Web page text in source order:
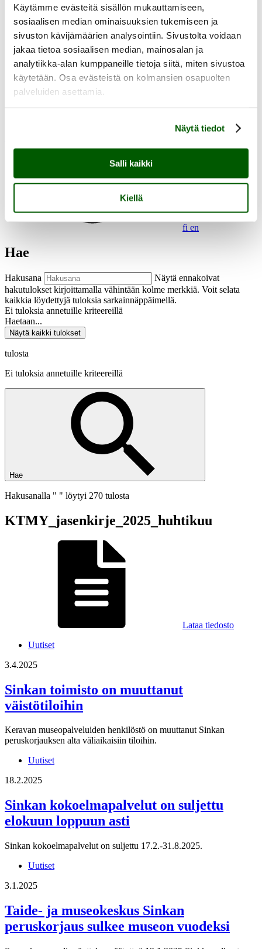
Käytämme evästeitä sisällön mukauttamiseen,
sosiaalisen median ominaisuuksien tukemiseen ja
sivuston kävijämäärien analysointiin. Sivustolta voidaan
jakaa tietoa sosiaalisen median, mainosalan ja
analytiikka-alan kumppaneille tietoja siitä, miten sivustoa
käytetään. Osa evästeistä on kolmansien osapuolten
palveluiden asettamia.
Näytä tiedot
Salli kaikki
Kiellä
Uutiset
Virtuaalimuseo
fi en
Hae
Hakusana
Näytä ennakoivat
hakutulokset kirjoittamalla vähintään kolme merkkiä. Voit selata
kaikkia löydettyjä tuloksia sarkainnäppäimellä.
Ei tuloksia annetuille kriteereillä
Haetaan...
Näytä kaikki tulokset
tulosta
Ei tuloksia annetuille kriteereillä
Hae
Hakusanalla " " löytyi 270 tulosta
KTMY_jasenkirje_2025_huhtikuu
Lataa tiedosto
Uutiset
3.4.2025
Sinkan toimisto on muuttanut
väistötiloihin
Keravan museopalveluiden henkilöstö on muuttanut Sinkan
peruskorjauksen alta väliaikaisiin tiloihin.
Uutiset
18.2.2025
Sinkan kokoelmapalvelut on suljettu
elokuun loppuun asti
Sinkan kokoelmapalvelut on suljettu 17.2.-31.8.2025.
Uutiset
3.1.2025
Taide- ja museokeskus Sinkan
peruskorjaus sulkee museon vuodeksi